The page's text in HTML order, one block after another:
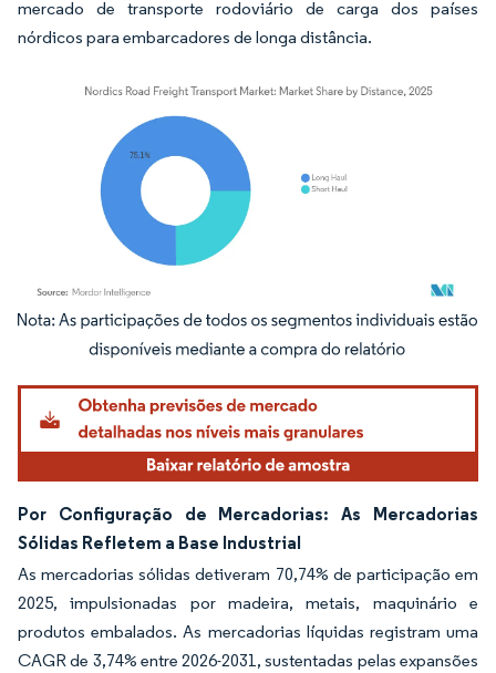
mercado de transporte rodoviário de carga dos países
nórdicos para embarcadores de longa distância.
Imagem © Mordor Intelligence. O reuso requer atribuição conforme CC BY 4.0.
Por Configuração de Mercadorias: As Mercadorias
Sólidas Refletem a Base Industrial
As mercadorias sólidas detiveram 70,74% de participação em
2025, impulsionadas por madeira, metais, maquinário e
produtos embalados. As mercadorias líquidas registram uma
CAGR de 3,74% entre 2026-2031, sustentadas pelas expansões